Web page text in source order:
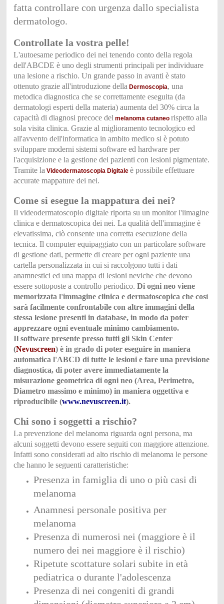
fatta controllare con urgenza dallo specialista
dermatologo.
Controllate la vostra pelle!
L'autoesame periodico dei nei tenendo conto della regola
dell'ABCDE è uno degli strumenti principali per individuare
una lesione a rischio. Un grande passo in avanti è stato
ottenuto grazie all'introduzione della Dermoscopia, una
metodica diagnostica che se correttamente eseguita (da
dermatologi esperti della materia) aumenta del 30% circa la
capacità di diagnosi precoce del melanoma cutaneo rispetto alla
sola visita clinica. Grazie al miglioramento tecnologico ed
all'avvento dell'informatica in ambito medico si è potuto
sviluppare moderni sistemi software ed hardware per
l'acquisizione e la gestione dei pazienti con lesioni pigmentate.
Tramite la Videodermatoscopia Digitale è possibile effettuare
accurate mappature dei nei.
Come si esegue la mappatura dei nei?
Il videodermatoscopio digitale riporta su un monitor l'iimagine
clinica e dermatoscopica dei nei. La qualità dell'immagine è
elevatissima, ciò consente una corretta esecuzione della
tecnica. Il computer equipaggiato con un particolare software
di gestione dati, permette di creare per ogni paziente una
cartella personalizzata in cui si raccolgono tutti i dati
anamnestici ed una mappa di lesioni neviche che devono
essere sottoposte a controllo periodico. Di ogni neo viene
memorizzata l'immagine clinica e dermatoscopica che così
sarà facilmente confrontabile con altre immagini della
stessa lesione presenti in database, in modo da poter
apprezzare ogni eventuale minimo cambiamento.
Il software presente presso tutti gli Skin Center
(Nevuscreen) è in grado di poter eseguire in maniera
automatica l'ABCD di tutte le lesioni e fare una previsione
diagnostica, di poter avere immediatamente la
misurazione geometrica di ogni neo (Area, Perimetro,
Diametro massimo e minimo) in maniera oggettiva e
riproducibile (www.nevuscreen.it).
Chi sono i soggetti a rischio?
La prevenzione del melanoma riguarda ogni persona, ma
alcuni soggetti devono essere seguiti con maggiore attenzione.
Infatti sono considerati ad alto rischio di melanoma le persone
che hanno le seguenti caratteristiche:
Presenza in famiglia di uno o più casi di
melanoma
Anamnesi personale positiva per
melanoma
Presenza di numerosi nei (maggiore è il
numero dei nei maggiore è il rischio)
Ripetute scottature solari subite in età
pediatrica o durante l'adolescenza
Presenza di nei congeniti di grandi